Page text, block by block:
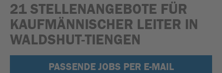
21 STELLENANGEBOTE FÜR
KAUFMÄNNISCHER LEITER IN
WALDSHUT-TIENGEN
PASSENDE JOBS PER E-MAIL